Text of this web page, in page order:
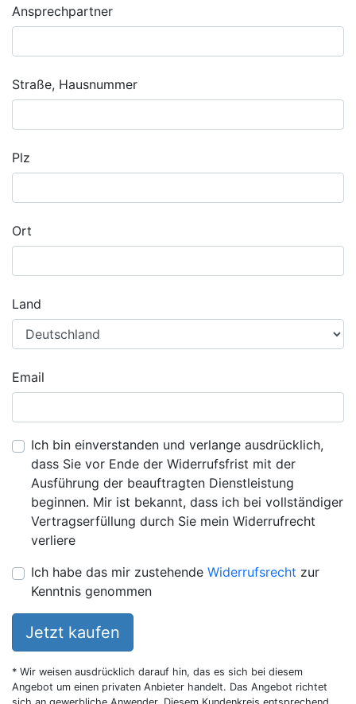
Ansprechpartner
Straße, Hausnummer
Plz
Ort
Land
Email
Ich bin einverstanden und verlange ausdrücklich,
dass Sie vor Ende der Widerrufsfrist mit der
Ausführung der beauftragten Dienstleistung
beginnen. Mir ist bekannt, dass ich bei vollständiger
Vertragserfüllung durch Sie mein Widerrufrecht
verliere
Ich habe das mir zustehende Widerrufsrecht zur
Kenntnis genommen
Jetzt kaufen
* Wir weisen ausdrücklich darauf hin, das es sich bei diesem
Angebot um einen privaten Anbieter handelt. Das Angebot richtet